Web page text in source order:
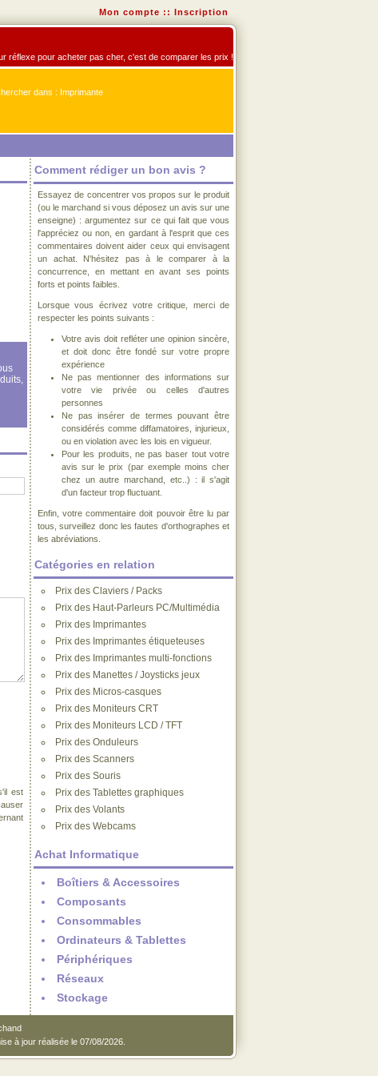
Mon compte :: Inscription
réflexe pour acheter pas cher, c'est de comparer les prix !
dans : Imprimante
est
Comment rédiger un bon avis ?
Essayez de concentrer vos propos sur le produit
(ou le marchand si vous déposez un avis sur une
enseigne) : argumentez sur ce qui fait que vous
l'appréciez ou non, en gardant à l'esprit que ces
commentaires doivent aider ceux qui envisagent
un achat. N'hésitez pas à le comparer à la
concurrence, en mettant en avant ses points
forts et points faibles.
Lorsque vous écrivez votre critique, merci de
respecter les points suivants :
Votre avis doit refléter une opinion sincère,
et doit donc être fondé sur votre propre
expérience
Ne pas mentionner des informations sur
votre vie privée ou celles d'autres
personnes
Ne pas insérer de termes pouvant être
considérés comme diffamatoires, injurieux,
ou en violation avec les lois en vigueur.
Pour les produits, ne pas baser tout votre
avis sur le prix (par exemple moins cher
chez un autre marchand, etc..) : il s'agit
d'un facteur trop fluctuant.
Enfin, votre commentaire doit pouvoir être lu par
tous, surveillez donc les fautes d'orthographes et
les abréviations.
Catégories en relation
Prix des Claviers / Packs
Prix des Haut-Parleurs PC/Multimédia
Prix des Imprimantes
Prix des Imprimantes étiqueteuses
Prix des Imprimantes multi-fonctions
Prix des Manettes / Joysticks jeux
Prix des Micros-casques
Prix des Moniteurs CRT
Prix des Moniteurs LCD / TFT
Prix des Onduleurs
Prix des Scanners
Prix des Souris
Prix des Tablettes graphiques
Prix des Volants
Prix des Webcams
Achat Informatique
Boîtiers & Accessoires
Composants
Consommables
Ordinateurs & Tablettes
Périphériques
Réseaux
Stockage
à jour réalisée le 07/08/2026.